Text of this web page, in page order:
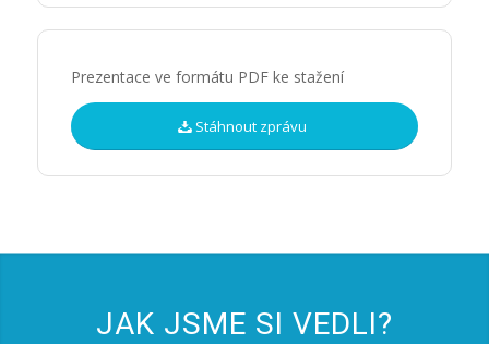
Prezentace ve formátu PDF ke stažení
Stáhnout zprávu
JAK JSME SI VEDLI?